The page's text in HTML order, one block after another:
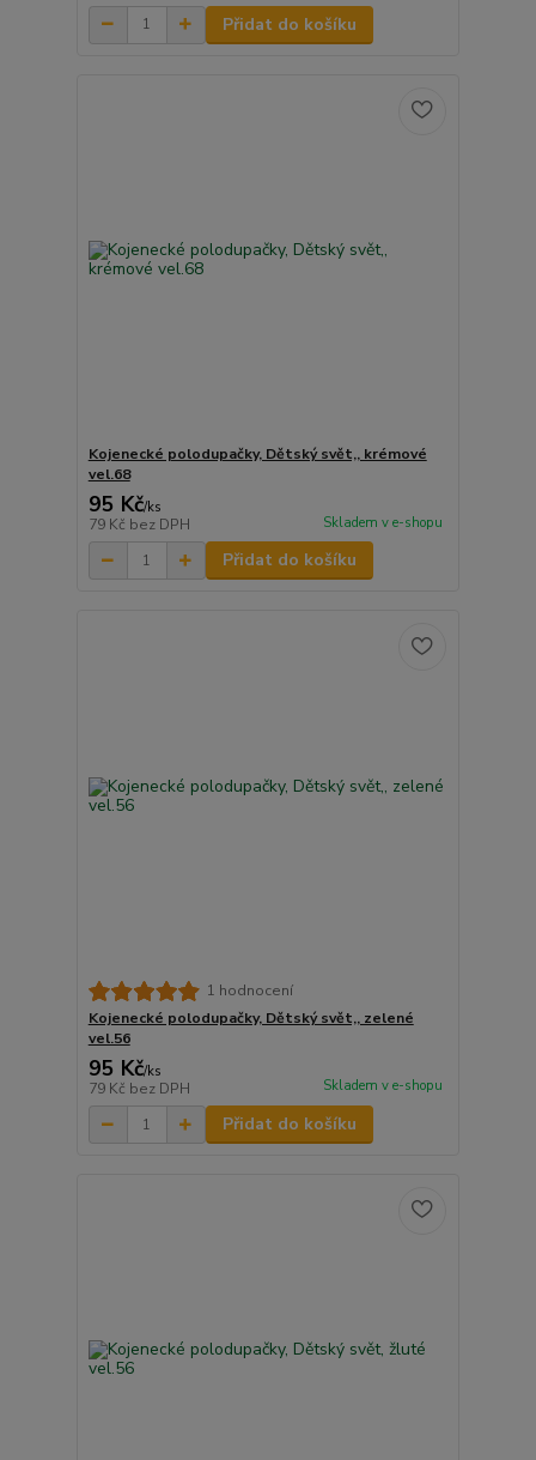
Přidat do košíku
Kojenecké polodupačky, Dětský svět,, krémové
vel.68
95 Kč/ks
79 Kč bez DPH Skladem v e-shopu
Přidat do košíku
1 hodnocení
Kojenecké polodupačky, Dětský svět,, zelené
vel.56
95 Kč/ks
79 Kč bez DPH Skladem v e-shopu
Přidat do košíku